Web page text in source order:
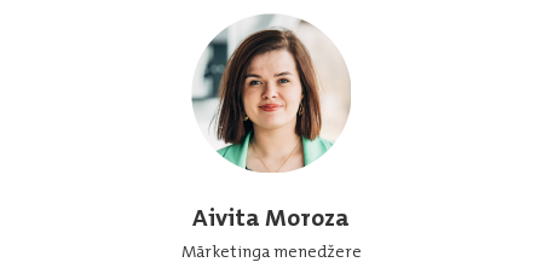
Aivita Moroza
Mārketinga menedžere